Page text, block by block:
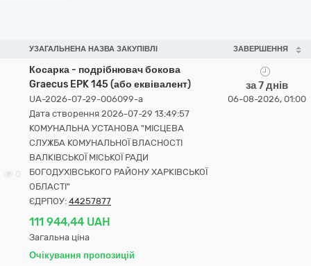
УЗАГАЛЬНЕНА НАЗВА ЗАКУПІВЛІ ЗАВЕРШЕННЯ
Косарка - подрібнювач бокова
Graecus EPK 145 (або еквівалент)
UA-2026-07-29-006099-a
Дата створення 2026-07-29 13:49:57
КОМУНАЛЬНА УСТАНОВА "МІСЦЕВА
СЛУЖБА КОМУНАЛЬНОЇ ВЛАСНОСТІ
ВАЛКІВСЬКОЇ МІСЬКОЇ РАДИ
БОГОДУХІВСЬКОГО РАЙОНУ ХАРКІВСЬКОЇ
ОБЛАСТІ"
ЄДРПОУ: 44257877
111 944,44 UAH
Загальна ціна
Очікування пропозицій
за 7 днів
06-08-2026, 01:00